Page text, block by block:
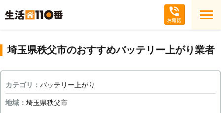
埼玉県秩父市のおすすめバッテリー上がり業者
カテゴリ： バッテリー上がり
地域： 埼玉県秩父市